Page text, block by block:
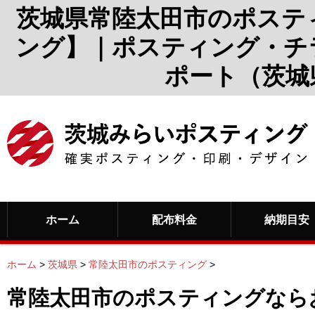
茨城県常陸太田市のポス
ング】｜ポスティング・
ポート（茨
ホーム 配布料金 納期目安
ホーム > 茨城県 > 常陸太田市のポスティング >
常陸太田市のポスティングな